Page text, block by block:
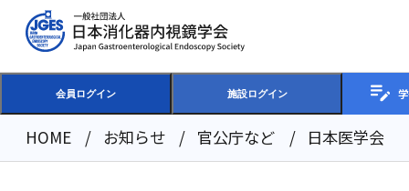
会員ログイン 施設ログイン
HOME お知らせ 官公庁など 日本医学会e-